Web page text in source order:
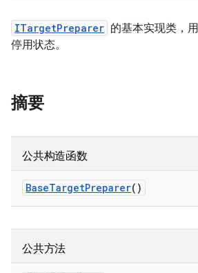
ITargetPreparer 的基本实现类，
停用状态。
摘要
公共构造函数
BaseTargetPreparer()
公共方法